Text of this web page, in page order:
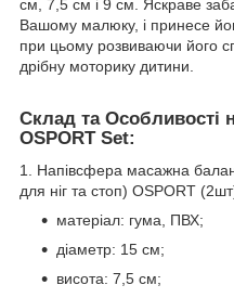
см, 7,5 см і 9 см. Яскраве
Вашому малюку, і принесе
при цьому розвиваючи його
дрібну моторику дитини.
Склад та Особливості
OSPORT Set:
1. Напівсфера масажна
для ніг та стоп) OSPORT
матеріал: гума, ПВХ;
діаметр: 15 см;
висота: 7,5 см;